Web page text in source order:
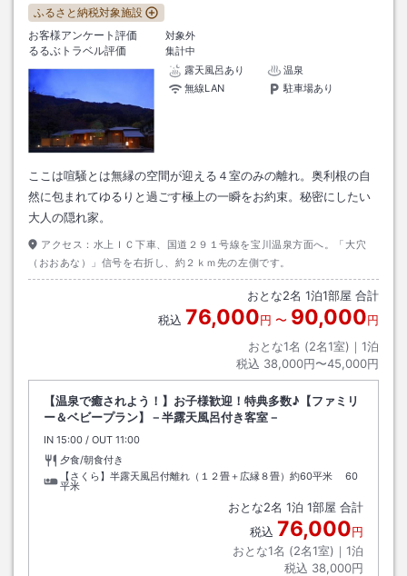
ふるさと納税対象施設
お客様アンケート評価
対象外
るるぶトラベル評価
集計中
露天風呂あり
温泉
無線LAN
駐車場あり
ここは喧騒とは無縁の空間が迎える４室のみの離れ。奥利根の自
然に包まれてゆるりと過ごす極上の一瞬をお約束。秘密にしたい
大人の隠れ家。
アクセス： 水上ＩＣ下車、国道２９１号線を宝川温泉方面へ。「大穴
（おおあな）」信号を右折し、約２ｋｍ先の左側です。
おとな2名 1泊1部屋 合計
税込 76,000円 〜 90,000円
おとな1名 (2名1室)｜ 1泊
税込 38,000円〜45,000円
【温泉で癒されよう！】お子様歓迎！特典多数♪【ファミリ
ー＆ベビープラン】－半露天風呂付き客室－
IN チェックイン
15:00 / OUT チェックアウト
11:00
夕食/朝食付き
【さくら】半露天風呂付離れ（１２畳＋広縁８畳）約60平米
60
平米
おとな2名 1泊 1部屋 合計
税込 76,000円
おとな1名 (2名1室)｜ 1泊
税込 38,000円